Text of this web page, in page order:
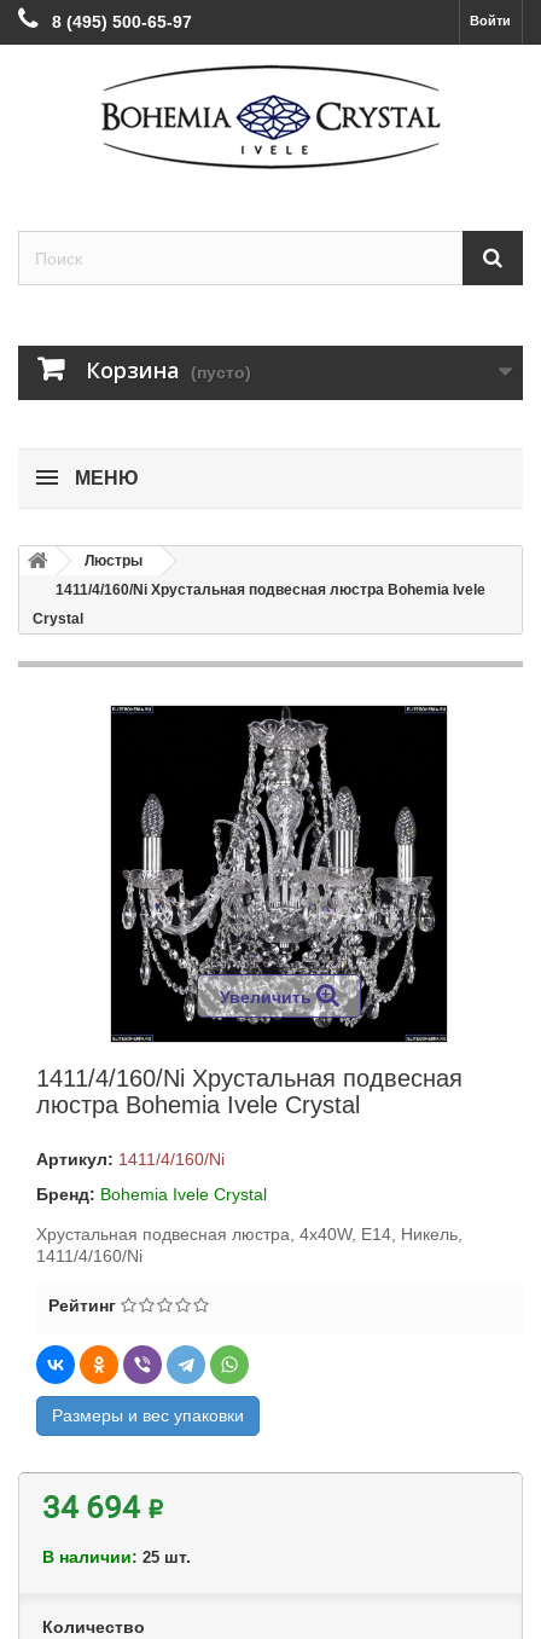
Войти
8 (495) 500-65-97
Корзина (пусто)
МЕНЮ
Люстры
1411/4/160/Ni Хрустальная подвесная люстра Bohemia Ivele
Crystal
Увеличить
1411/4/160/Ni Хрустальная подвесная
люстра Bohemia Ivele Crystal
Артикул: 1411/4/160/Ni
Бренд: Bohemia Ivele Crystal
Хрустальная подвесная люстра, 4x40W, E14, Никель,
1411/4/160/Ni
Рейтинг
Размеры и вес упаковки
34 694 ₽
В наличии: 25 шт.
Количество